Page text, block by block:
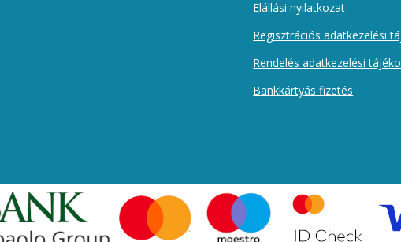
Elállási nyilatkozat
Regisztrációs adatkezelési
Rendelés adatkezelési
Bankkártyás fizetés